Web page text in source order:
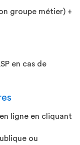
groupe métier) +
en cas de
ligne en cliquant
ou